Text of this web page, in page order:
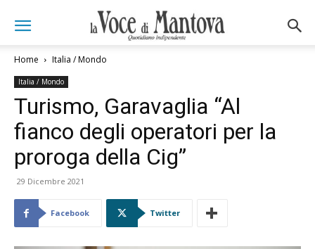
Home Italia / Mondo
Italia / Mondo
Turismo, Garavaglia “Al
fianco degli operatori per la
proroga della Cig”
29 Dicembre 2021
Facebook Twitter